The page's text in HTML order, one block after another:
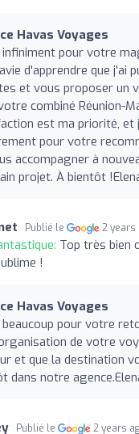
Havas Voyages
infiniment pour votre
d'apprendre que j'ai
et vous proposer un
combiné Réunion-
est ma priorité, et
pour votre
accompagner à
projet. À bientôt
Publié le 2 years
Top très bien
!
Havas Voyages
beaucoup pour votre
de votre
et que la destination
dans notre
Publié le 2 years